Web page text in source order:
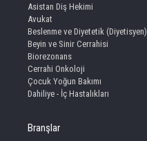
Asistan Diş Hekimi
Avukat
Beslenme ve Diyetetik (Diyetisyen)
Beyin ve Sinir Cerrahisi
Biorezonans
Cerrahi Onkoloji
Çocuk Yoğun Bakımı
Dahiliye - İç Hastalıkları
Branşlar